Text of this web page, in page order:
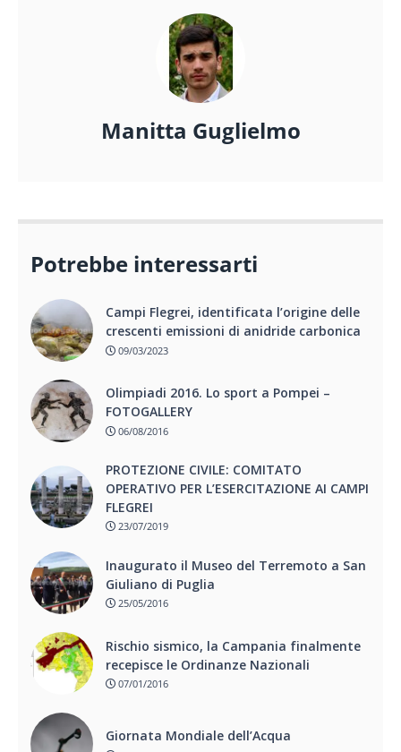
Manitta Guglielmo
Potrebbe interessarti
Campi Flegrei, identificata l’origine delle
crescenti emissioni di anidride carbonica
09/03/2023
Olimpiadi 2016. Lo sport a Pompei –
FOTOGALLERY
06/08/2016
PROTEZIONE CIVILE: COMITATO
OPERATIVO PER L’ESERCITAZIONE AI CAMPI
FLEGREI
23/07/2019
Inaugurato il Museo del Terremoto a San
Giuliano di Puglia
25/05/2016
Rischio sismico, la Campania finalmente
recepisce le Ordinanze Nazionali
07/01/2016
Giornata Mondiale dell’Acqua